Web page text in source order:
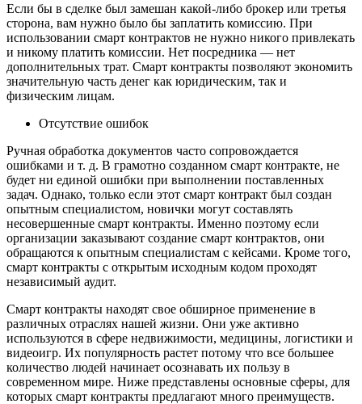
Если бы в сделке был замешан какой-либо брокер или третья
сторона, вам нужно было бы заплатить комиссию. При
использовании смарт контрактов не нужно никого привлекать
и никому платить комиссии. Нет посредника — нет
дополнительных трат. Смарт контракты позволяют экономить
значительную часть денег как юридическим, так и
физическим лицам.
Отсутствие ошибок
Ручная обработка документов часто сопровождается
ошибками и т. д. В грамотно созданном смарт контракте, не
будет ни единой ошибки при выполнении поставленных
задач. Однако, только если этот смарт контракт был создан
опытным специалистом, новички могут составлять
несовершенные смарт контракты. Именно поэтому если
организации заказывают создание смарт контрактов, они
обращаются к опытным специалистам с кейсами. Кроме того,
смарт контракты с открытым исходным кодом проходят
независимый аудит.
Смарт контракты находят свое обширное применение в
различных отраслях нашей жизни. Они уже активно
используются в сфере недвижимости, медицины, логистики и
видеоигр. Их популярность растет потому что все большее
количество людей начинает осознавать их пользу в
современном мире. Ниже представлены основные сферы, для
которых смарт контракты предлагают много преимуществ.